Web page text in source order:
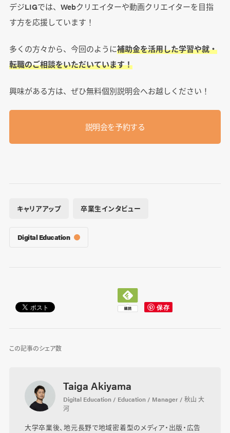
デジLIGでは、Webクリエイターや動画クリエイターを目指
す方を応援しています！
多くの方々から、今回のように補助金を活用した学習や就・
転職のご相談をいただいています！
興味がある方は、ぜひ無料個別説明会へお越しください！
説明会を予約する
キャリアアップ 卒業生インタビュー
Digital Education
この記事のシェア数
Taiga Akiyama
Digital Education / Education / Manager / 秋山 大
河
大学卒業後、地元長野で地域密着型のメディア・出版・広告